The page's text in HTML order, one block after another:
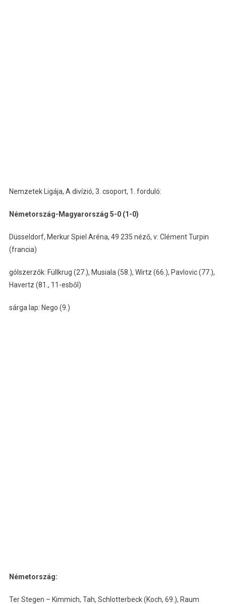
Nemzetek Ligája, A divízió, 3. csoport, 1. forduló:
Németország-Magyarország 5-0 (1-0)
Düsseldorf, Merkur Spiel Aréna, 49 235 néző, v: Clément Turpin
(francia)
gólszerzők: Füllkrug (27.), Musiala (58.), Wirtz (66.), Pavlovic (77.),
Havertz (81., 11-esből)
sárga lap: Nego (9.)
Németország:
Ter Stegen – Kimmich, Tah, Schlotterbeck (Koch, 69.), Raum